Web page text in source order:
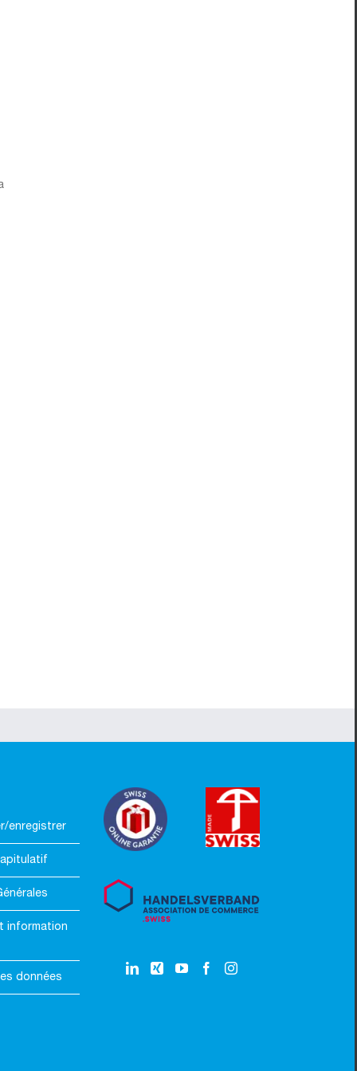
enregistrer
information
données